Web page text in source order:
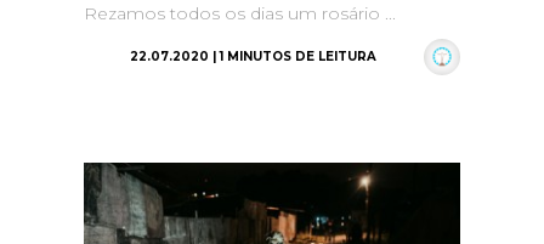
Rezamos todos os dias um rosário ...
22.07.2020 | 1 MINUTOS DE LEITURA